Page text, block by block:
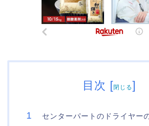
目次 [閉じる]
センターパートのドライヤー